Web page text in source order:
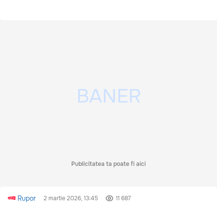
Publicitatea ta poate fi aici
Rupor 2 martie 2026, 13:45 11 687